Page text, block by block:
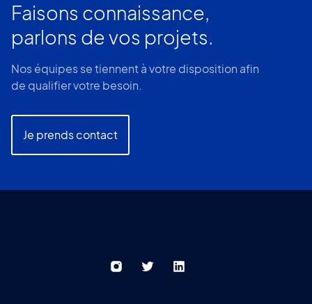
Faisons connaissance,
parlons de vos projets.
Nos équipes se tiennent à votre disposition afin
de qualifier votre besoin.
Je prends contact